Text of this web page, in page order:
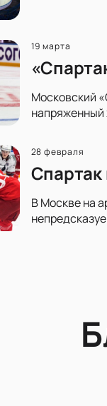
19 марта
Московский
напряженный
28 февраля
В Москве на